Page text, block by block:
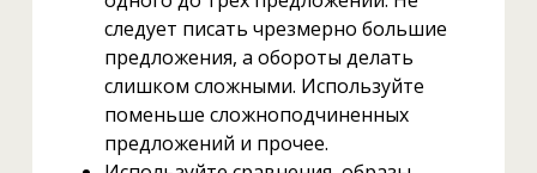
следует писать чрезмерно большие
предложения, а обороты делать
слишком сложными. Используйте
поменьше сложноподчиненных
предложений и прочее.